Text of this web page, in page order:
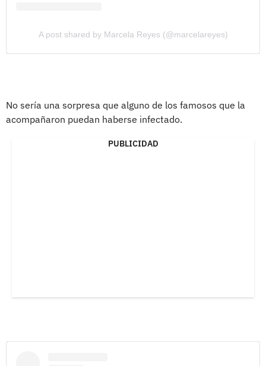
A post shared by Marcela Reyes (@marcelareyes)
No sería una sorpresa que alguno de los famosos que la
acompañaron puedan haberse infectado.
PUBLICIDAD